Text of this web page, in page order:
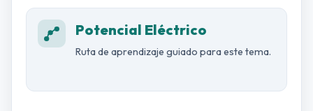
Potencial Eléctrico
Ruta de aprendizaje guiado para este tema.